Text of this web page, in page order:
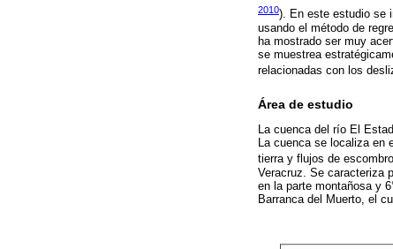
2010). En este estudio se
usando el método de
ha mostrado ser muy
se muestrea
relacionadas con los
Área de estudio
La cuenca del río El
La cuenca se localiza en
tierra y flujos de
Veracruz. Se caracteriza
en la parte montañosa y
Barranca del Muerto, el